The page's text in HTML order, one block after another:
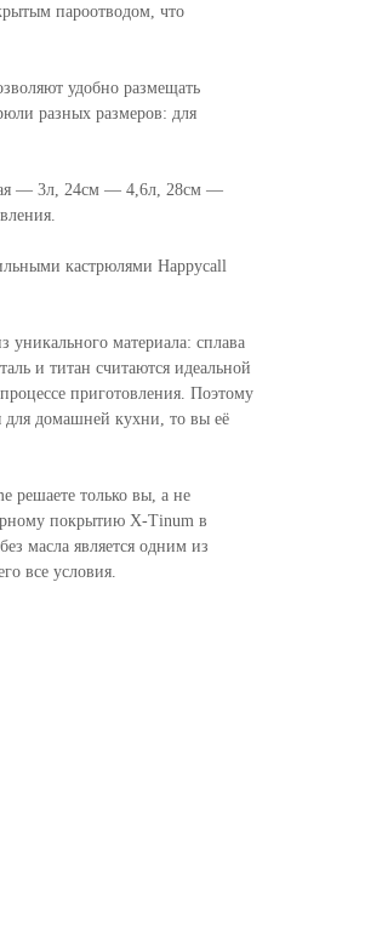
пароотводом, что
удобно размещать
разных размеров: для
— 3л, 24см — 4,6л, 28см —
кастрюлями Happycall
уникального материала: сплава
и титан считаются идеальной
приготовления. Поэтому
для домашней кухни, то вы её
решаете только вы, а не
покрытию X-Tinum в
масла является одним из
все условия.